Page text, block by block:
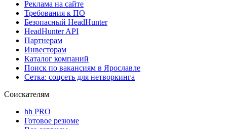
Реклама на сайте
Требования к ПО
Безопасный HeadHunter
HeadHunter API
Партнерам
Инвесторам
Каталог компаний
Поиск по вакансиям в Ярославле
Сетка: соцсеть для нетворкинга
Соискателям
hh PRO
Готовое резюме